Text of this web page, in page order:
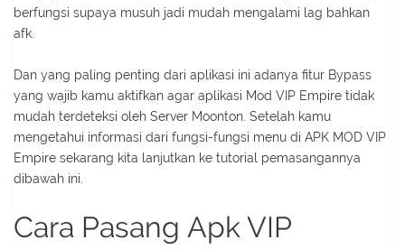
berfungsi supaya musuh jadi mudah mengalami lag bahkan
afk.
Dan yang paling penting dari aplikasi ini adanya fitur Bypass
yang wajib kamu aktifkan agar aplikasi Mod VIP Empire tidak
mudah terdeteksi oleh Server Moonton. Setelah kamu
mengetahui informasi dari fungsi-fungsi menu di APK MOD VIP
Empire sekarang kita lanjutkan ke tutorial pemasangannya
dibawah ini.
Cara Pasang Apk VIP